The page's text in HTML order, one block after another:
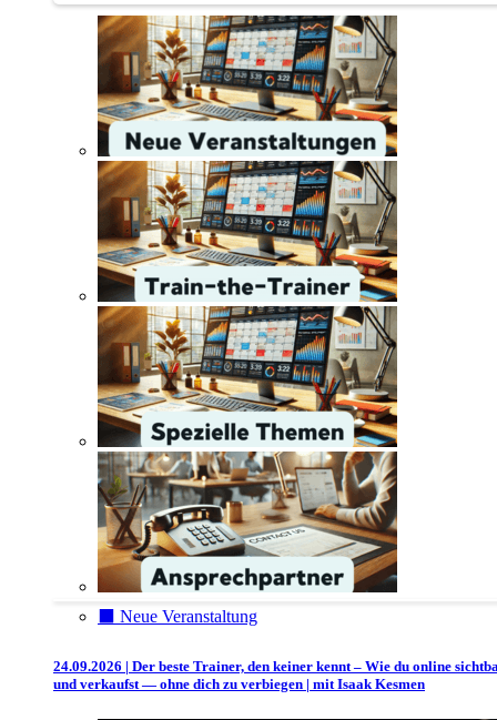
⬛️ Neue Veranstaltung
24.09.2026 | Der beste Trainer, den keiner kennt – Wie du online
und verkaufst — ohne dich zu verbiegen | mit Isaak Kesmen